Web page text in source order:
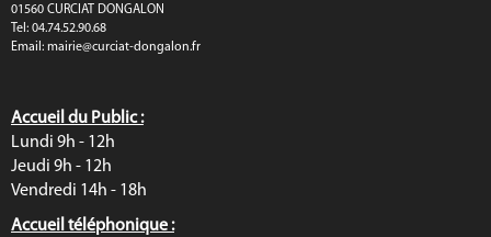
01560 CURCIAT DONGALON
Tel: 04.74.52.90.68
Email: mairie@curciat-dongalon.fr
Accueil du Public :
Lundi 9h - 12h
Jeudi 9h - 12h
Vendredi 14h - 18h
Accueil téléphonique :